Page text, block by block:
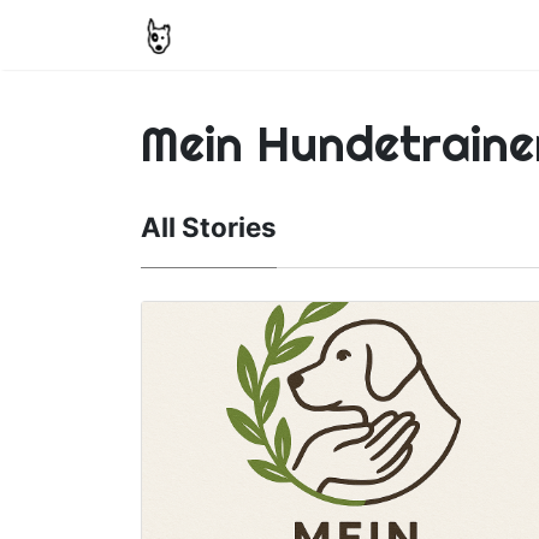
Mein
All Stories